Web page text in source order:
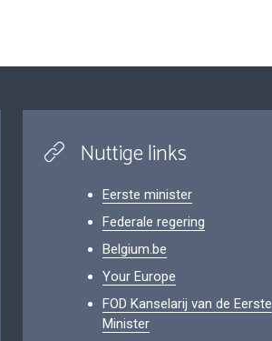
Nuttige links
Eerste minister
Federale regering
Belgium.be
Your Europe
FOD Kanselarij van de Eerste
Minister